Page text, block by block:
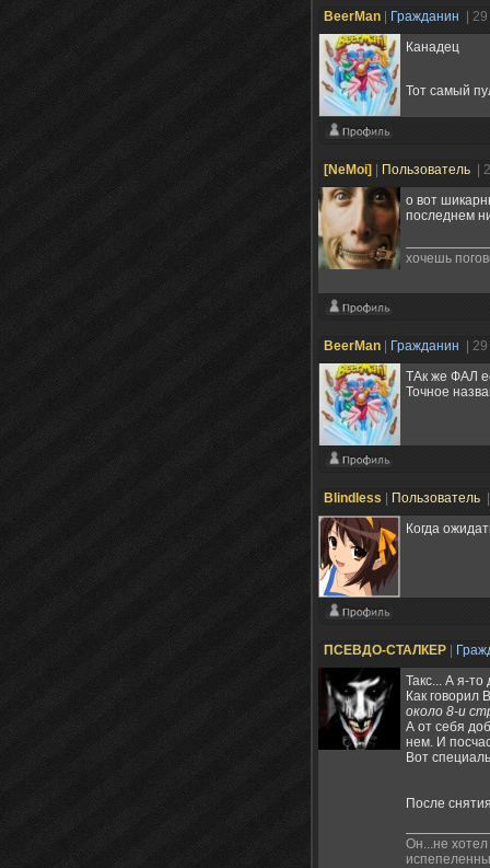
BeerMan Гражданин
|
Канадец
Тот самый
[NeMoi] Пользователь
|
о вот
последнем
хочешь
BeerMan Гражданин
|
ТАк же ФАЛ
Точное
Blindless Пользователь
Когда
ПСЕВДО-СТАЛКЕР
Такс... А я-то
Как говорил
около 8-и
А от себя
нем. И
Вот
После
Он...не